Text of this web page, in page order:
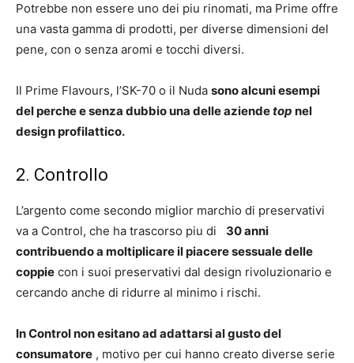
Potrebbe non essere uno dei piu rinomati, ma Prime offre
una vasta gamma di prodotti, per diverse dimensioni del
pene, con o senza aromi e tocchi diversi.
Il Prime Flavours, l’SK-70 o il Nuda sono alcuni esempi
del perche e senza dubbio una delle aziendetop nel
design profilattico.
2. Controllo
L’argento come secondo miglior marchio di preservativi
va a Control, che ha trascorso piu di 30 anni
contribuendo a moltiplicare il piacere sessuale delle
coppie con i suoi preservativi dal design rivoluzionario e
cercando anche di ridurre al minimo i rischi.
In Control non esitano ad adattarsi al gusto del
consumatore , motivo per cui hanno creato diverse serie